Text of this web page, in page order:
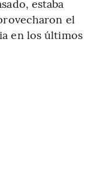
estaba
el
en los últimos